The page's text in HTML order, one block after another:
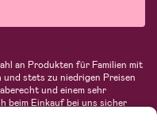
an Produkten für Familien mit
stets zu niedrigen Preisen
und einem sehr
beim Einkauf bei uns sicher